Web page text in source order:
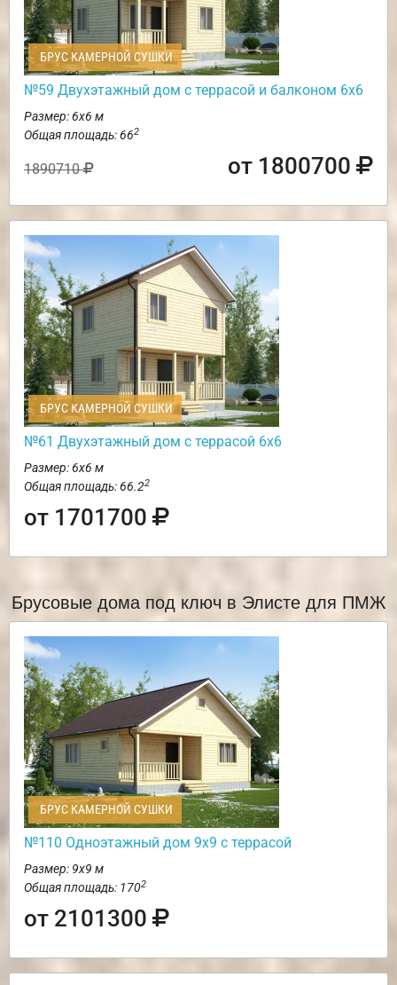
БРУС КАМЕРНОЙ СУШКИ
№59 Двухэтажный дом с террасой и балконом 6х6
Размер: 6х6 м
Общая площадь: 662
1890710 от 1800700
БРУС КАМЕРНОЙ СУШКИ
№61 Двухэтажный дом с террасой 6х6
Размер: 6х6 м
Общая площадь: 66.22
от 1701700
Брусовые дома под ключ в Элисте для ПМЖ
БРУС КАМЕРНОЙ СУШКИ
№110 Одноэтажный дом 9х9 с террасой
Размер: 9х9 м
Общая площадь: 1702
от 2101300